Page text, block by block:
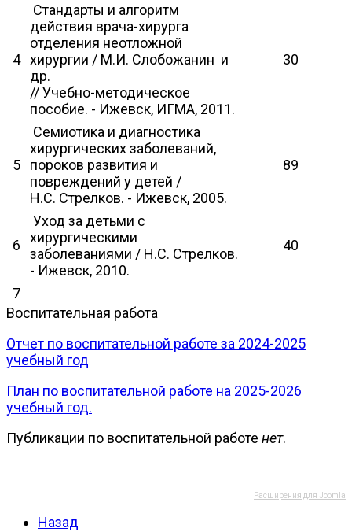
4
Стандарты и алгоритм
действия врача-хирурга
отделения неотложной
хирургии / М.И. Слобожанин и
др.
// Учебно-методическое
пособие. - Ижевск, ИГМА, 2011.
30
5
Семиотика и диагностика
хирургических заболеваний,
пороков развития и
повреждений у детей /
Н.С. Стрелков. - Ижевск, 2005.
89
6
Уход за детьми с
хирургическими
заболеваниями / Н.С. Стрелков.
- Ижевск, 2010.
40
7
Воспитательная работа
Отчет по воспитательной работе за 2024-2025
учебный год
План по воспитательной работе на 2025-2026
учебный год.
Публикации по воспитательной работе нет.
Расширения для Joomla
Назад